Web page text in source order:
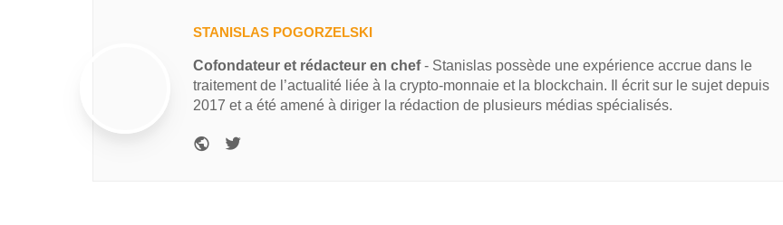
STANISLAS POGORZELSKI
Cofondateur et rédacteur en chef- Stanislas possède une expérience accrue dans le
traitement de l’actualité liée à la crypto-monnaie et la blockchain. Il écrit sur le sujet depuis
2017 et a été amené à diriger la rédaction de plusieurs médias spécialisés.